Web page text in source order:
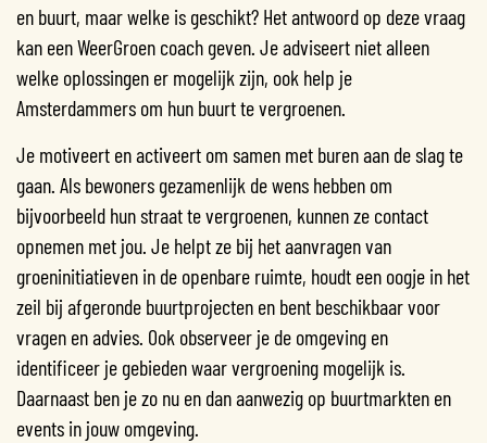
en buurt, maar welke is geschikt? Het antwoord op deze vraag
kan een WeerGroen coach geven. Je adviseert niet alleen
welke oplossingen er mogelijk zijn, ook help je
Amsterdammers om hun buurt te vergroenen.
Je motiveert en activeert om samen met buren aan de slag te
gaan. Als bewoners gezamenlijk de wens hebben om
bijvoorbeeld hun straat te vergroenen, kunnen ze contact
opnemen met jou. Je helpt ze bij het aanvragen van
groeninitiatieven in de openbare ruimte, houdt een oogje in het
zeil bij afgeronde buurtprojecten en bent beschikbaar voor
vragen en advies. Ook observeer je de omgeving en
identificeer je gebieden waar vergroening mogelijk is.
Daarnaast ben je zo nu en dan aanwezig op buurtmarkten en
events in jouw omgeving.